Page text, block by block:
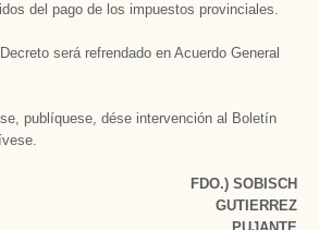
del pago de los impuestos provinciales.
será refrendado en Acuerdo General
publíquese, dése intervención al Boletín
FDO.) SOBISCH
GUTIERREZ